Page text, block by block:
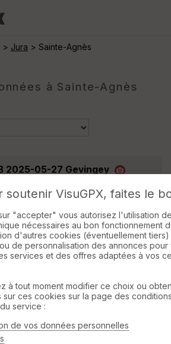
> Jura > Sainte-Agnès
à Sainte-Agnès
2025-05-27 Gevingey
Pédestre 21 km 710 m
de Gevingey Points de passage :
Grusse, Belvédère de Saint-
Geruge, Belvédère de
»
Trenal
Pédestre
effectuée le 28 avril 2016 L'indice IBP
est de 76, (suivant l'échelle de la
un score compris entre 76 et 100
soutenir VisuGPX, faites le
"accepter" vous autorisez l'utilisation
nécessaires au bon fonctionnement
d'autres cookies (éventuellement
de personnalisation des annonces pour
services et des offres adaptées à vos
à tout moment modifier ce choix ou
sur ces cookies sur la page des
service :
de vos données personnelles